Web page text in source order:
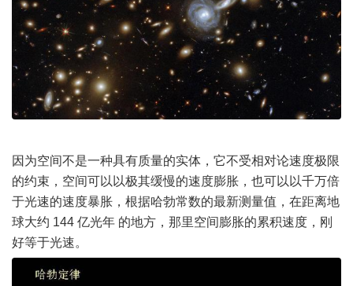
因为空间不是一种具有质量的实体，它不受相对论速度极限
的约束，空间可以以极其缓慢的速度膨胀，也可以以千万倍
于光速的速度暴胀，根据哈勃常数的最新测量值，在距离地
球大约 144 亿光年 的地方，那里空间膨胀的累积速度，刚
好等于光速。